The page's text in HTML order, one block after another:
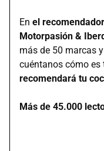
En el
Motorpasión &
más de 50 marcas
cuéntanos cómo
recomendará tu
Más de 45.000